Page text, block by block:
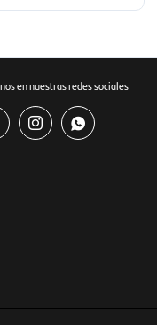
en nuestras redes sociales
 